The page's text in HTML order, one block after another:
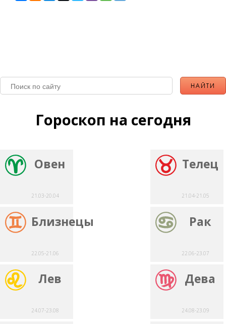
Гороскоп на сегодня
Овен
21.03-20.04
Телец
21.04-21.05
Близнецы
22.05-21.06
Рак
22.06-23.07
Лев
24.07-23.08
Дева
24.08-23.09